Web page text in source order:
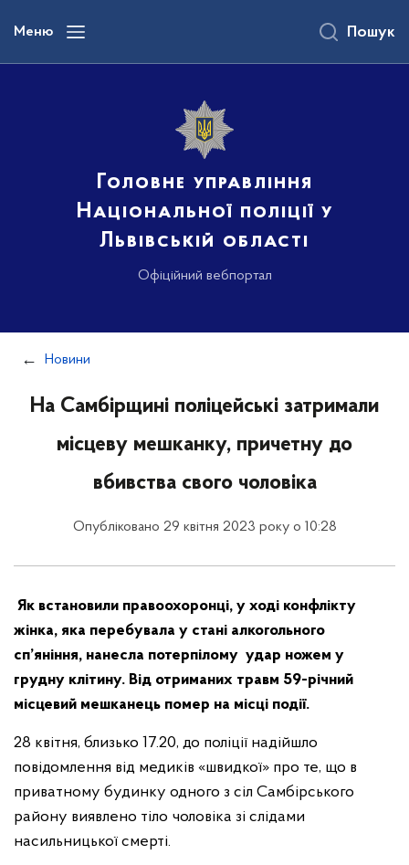
вмісту
Меню
Головне управління
Національної поліції у
Львівській області
Офіційний вебпортал
Пошук
Новини
На Самбірщині поліцейські затримали
місцеву мешканку, причетну до
вбивства свого чоловіка
Опубліковано 29 квітня 2023 року о 10:28
Як встановили правоохоронці, у ході конфлікту
жінка, яка перебувала у стані алкогольного
сп’яніння, нанесла потерпілому удар ножем у
грудну клітину. Від отриманих травм 59-річний
місцевий мешканець помер на місці події.
28 квітня, близько 17.20, до поліції надійшло
повідомлення від медиків «швидкої» про те, що в
приватному будинку одного з сіл Самбірського
району виявлено тіло чоловіка зі слідами
насильницької смерті.